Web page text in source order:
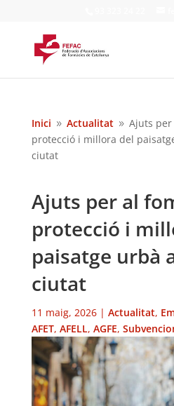
Inici 9 Actualitat 9 Ajuts
protecció i millora del
ciutat
Ajuts per al
protecció i
paisatge urbà
ciutat
11 maig, 2026| Actualitat,
AFET, AFELL, AGFE,